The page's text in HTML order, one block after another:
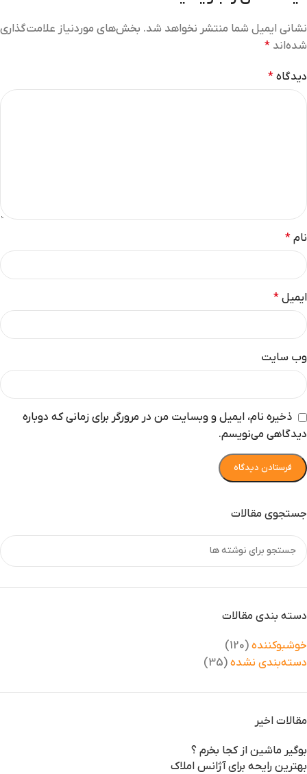
جستجوی مقالات
دسته بندی مقالات
خوشبوکننده (120)
دسته‌بندی نشده (35)
مقالات اخیر
بوگیر ماشین از کجا بخرم ؟
بهترین رایحه برای آژانس املاک
نشانی ایمیل شما منتشر نخواهد شد. بخش‌های موردنیاز علامت‌گذاری
شده‌اند *
دیدگاه *
نام *
ایمیل *
وب‌ سایت
ذخیره نام، ایمیل و وبسایت من در مرورگر برای زمانی که دوباره
دیدگاهی می‌نویسم.